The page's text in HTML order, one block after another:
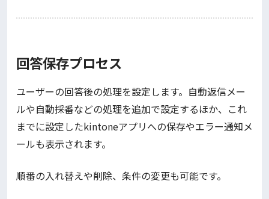
回答保存プロセス
ユーザーの回答後の処理を設定します。自動返信メー
ルや自動採番などの処理を追加で設定するほか、これ
までに設定したkintoneアプリへの保存やエラー通知メ
ールも表示されます。
順番の入れ替えや削除、条件の変更も可能です。